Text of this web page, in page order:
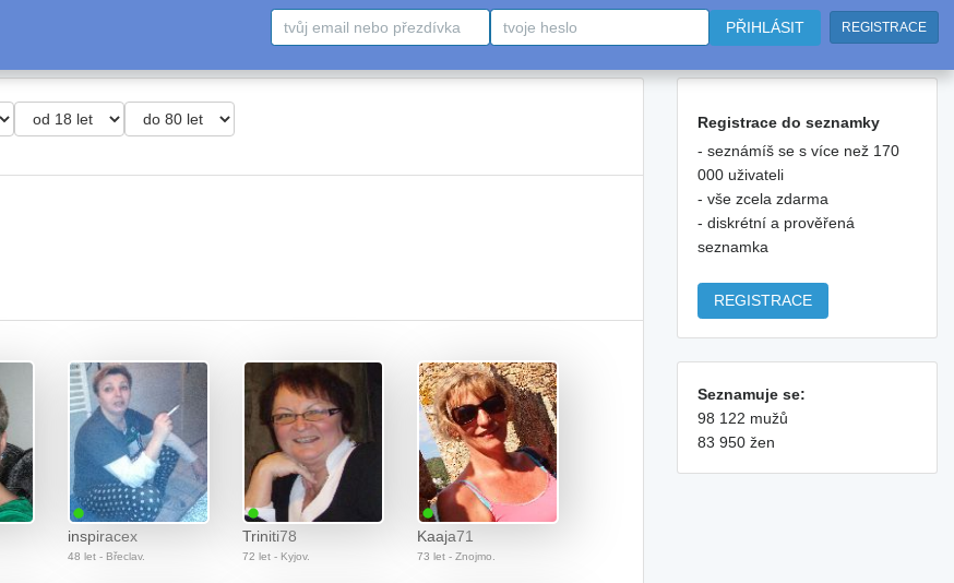
PŘIHLÁSIT REGISTRACE
inspiracex
48 let - Břeclav.
Triniti78
72 let - Kyjov.
Kaaja71
73 let - Znojmo.
Registrace do seznamky
- seznámíš se s více než 170
000 uživateli
- vše zcela zdarma
- diskrétní a prověřená
seznamka
REGISTRACE
Seznamuje se:
98 122 mužů
83 950 žen